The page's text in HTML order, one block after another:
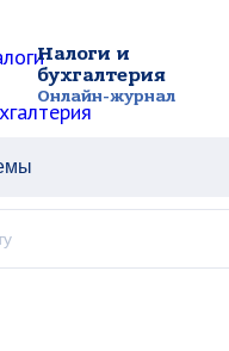
Налоги и
бухгалтерия
Онлайн-журнал